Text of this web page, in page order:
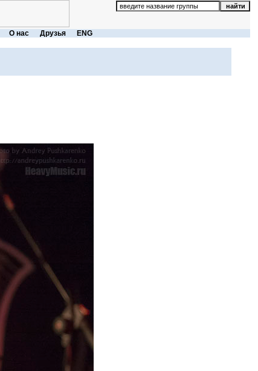
О нас Друзья ENG